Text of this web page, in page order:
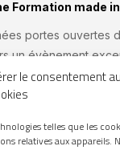
le consentement
telles que les
relatives aux appareils.
Formation made
portes ouvertes
un évènement
Étant l'unique centre
dans les domaines de
visuelle,